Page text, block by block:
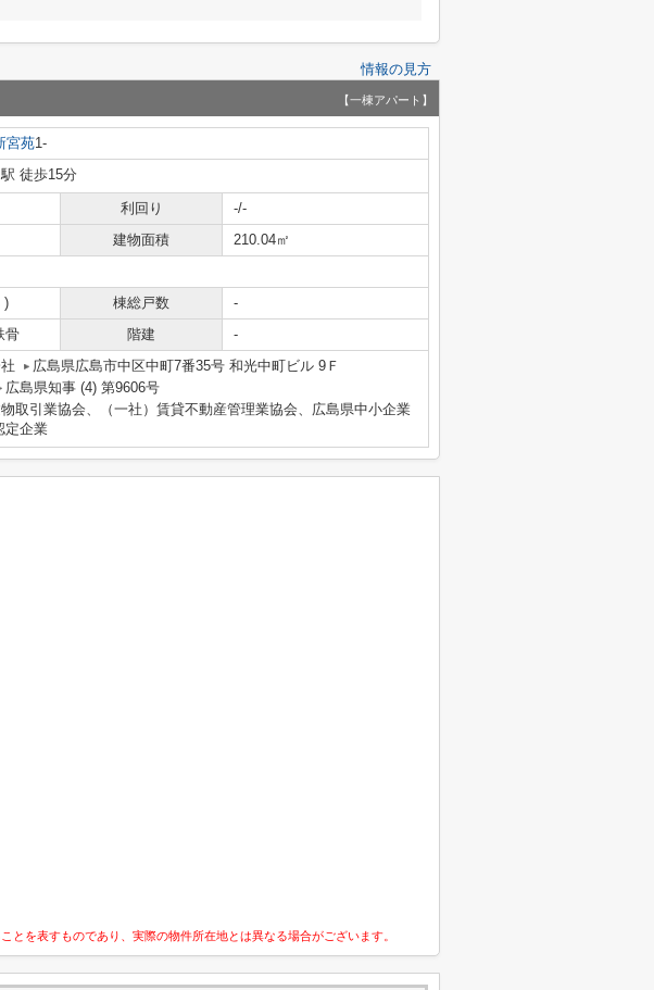
情報の見方
【一棟アパート】
宮苑1-
駅 徒歩15分
利回り
-/-
建物面積
210.04㎡
) 棟総戸数
-
骨 階建 -
広島県広島市中区中町7番35号 和光中町ビル 9Ｆ
広島県知事 (4) 第9606号
物取引業協会、（一社）賃貸不動産管理業協会、広島県中小企業
定企業
を表すものであり、実際の物件所在地とは異なる場合がございます。